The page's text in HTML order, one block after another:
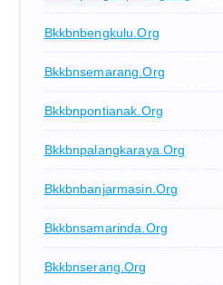
Bkkbnbengkulu.org
Bkkbnsemarang.org
Bkkbnpontianak.org
Bkkbnpalangkaraya.org
Bkkbnbanjarmasin.org
Bkkbnsamarinda.org
Bkkbnserang.org